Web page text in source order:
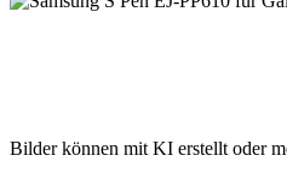
Bilder können mit KI erstellt oder